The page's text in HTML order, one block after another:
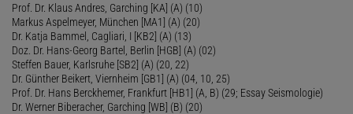
Prof. Dr. Klaus Andres, Garching [KA] (A) (10)
Markus Aspelmeyer, München [MA1] (A) (20)
Dr. Katja Bammel, Cagliari, I [KB2] (A) (13)
Doz. Dr. Hans-Georg Bartel, Berlin [HGB] (A) (02)
Steffen Bauer, Karlsruhe [SB2] (A) (20, 22)
Dr. Günther Beikert, Viernheim [GB1] (A) (04, 10, 25)
Prof. Dr. Hans Berckhemer, Frankfurt [HB1] (A, B) (29; Essay Seismologie)
Dr. Werner Biberacher, Garching [WB] (B) (20)